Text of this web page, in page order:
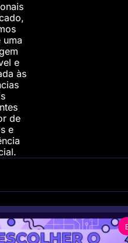
uma
e
às
de
e